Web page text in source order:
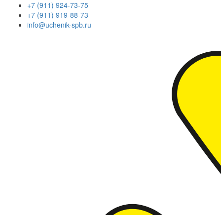
+7 (911) 924-73-75
+7 (911) 919-88-73
info@uchenik-spb.ru